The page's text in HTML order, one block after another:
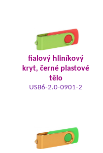
fialový hliníkový
kryt, černé plastové
tělo
USB6-2.0-0901-2